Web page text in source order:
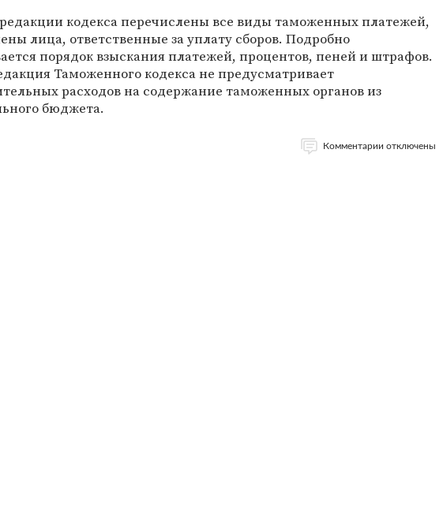
кодекса перечислены все виды таможенных платежей,
лица, ответственные за уплату сборов. Подробно
порядок взыскания платежей, процентов, пеней и штрафов.
Таможенного кодекса не предусматривает
расходов на содержание таможенных органов из
бюджета.
Комментарии отключены